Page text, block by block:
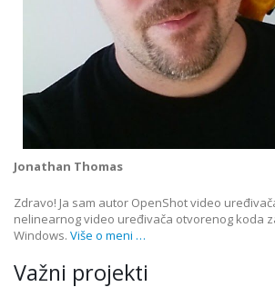
Jonathan Thomas
Zdravo! Ja sam autor OpenShot video
nelinearnog video uređivača otvorenog koda
Windows. Više o meni …
Važni projekti